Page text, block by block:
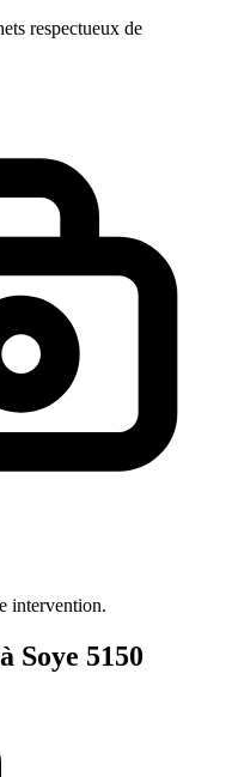
respectueux de
intervention.
Soye 5150